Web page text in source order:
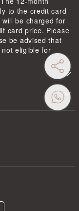
to the credit card
be charged for
card price. Please
be advised that
eligible for